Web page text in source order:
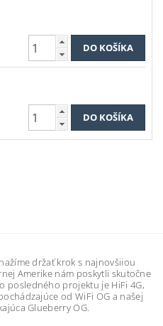
držať krok s najnovšiiou
Amerike nám poskytli skutočne
posledného projektu je HiFi 4G,
od WiFi OG a našej
Glueberry OG.